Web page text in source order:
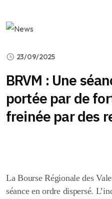
23/09/2025
BRVM : Une
portée par de
freinée par des
La Bourse Régionale des
séance en ordre dispersé.